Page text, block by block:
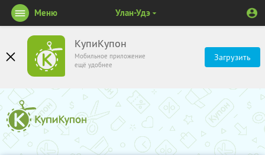
КупиКупон
Мобильное приложение
ещё удобнее
Загрузить
Меню Улан-Удэ